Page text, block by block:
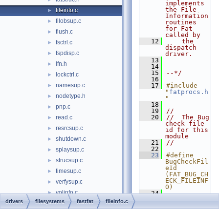
► fileinfo.c
► filobsup.c
► flush.c
► fsctrl.c
► fspdisp.c
► lfn.h
► lockctrl.c
► namesup.c
► nodetype.h
► pnp.c
► read.c
► resrcsup.c
► shutdown.c
► splaysup.c
► strucsup.c
► timesup.c
► verfysup.c
► volinfo.c
► workque.c
implements
the File
Information
routines
for Fat
called by
   12
    the
dispatch
driver.
   13
   14
   15
--*/
   16
   17
#include
" fatprocs.h
"
   18
   19
//
   20
//  The Bug
check file
id for this
module
   21
//
   22
   23
#define
BugCheckFil
eId
(FAT_BUG_CH
ECK_FILEINF
O)
   24
drivers filesystems fastfat fileinfo.c